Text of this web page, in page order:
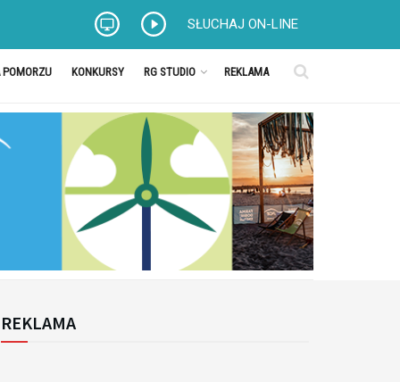
SŁUCHAJ ON-LINE
KONKURSY RG STUDIO REKLAMA
REKLAMA